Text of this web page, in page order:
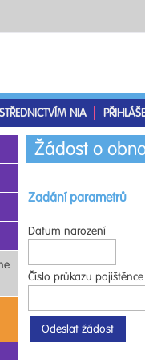
NIA
Žádost o
Zadání parametrů
Datum narození
Číslo průkazu pojištěnce